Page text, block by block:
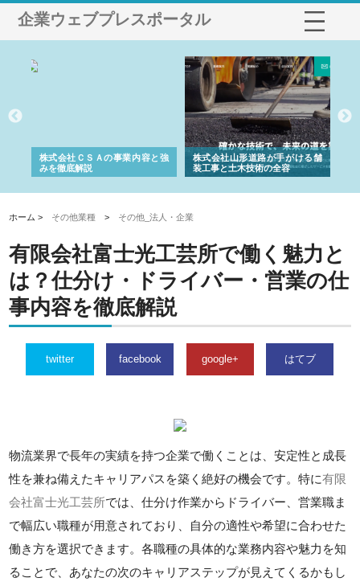
企業ウェブプレスポータル
株式会社ＣＳＡの事業内容と強
みを徹底解説
株式会社山形道路が手がける舗
装工事と土木技術の全容
ホーム > その他業種 > その他_法人・企業
有限会社富士光工芸所で働く魅力と
は？仕分け・ドライバー・営業の仕
事内容を徹底解説
twitter facebook google+ はてブ
物流業界で長年の実績を持つ企業で働くことは、安定性と成長
性を兼ね備えたキャリアパスを築く絶好の機会です。特に有限
会社富士光工芸所では、仕分け作業からドライバー、営業職ま
で幅広い職種が用意されており、自分の適性や希望に合わせた
働き方を選択できます。各職種の具体的な業務内容や魅力を知
ることで、あなたの次のキャリアステップが見えてくるかもし